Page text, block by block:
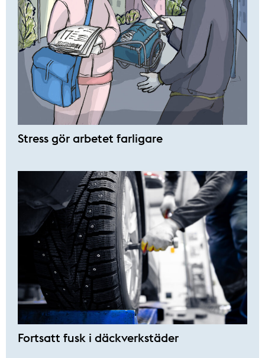
Stress gör arbetet farligare
Fortsatt fusk i däckverkstäder